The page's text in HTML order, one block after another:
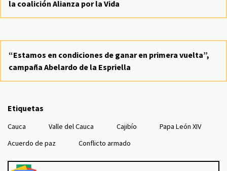
la coalición Alianza por la Vida
“Estamos en condiciones de ganar en primera vuelta”,
campaña Abelardo de la Espriella
Etiquetas
Cauca Valle del Cauca Cajibío
Papa León XIV
Acuerdo de paz
Conflicto armado